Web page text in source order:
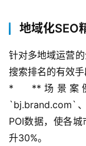
地域化SEO
针对多地域运营
搜索排名的有效手
*   **场景案
`bj.brand.com`
POI数据，使各
升30%。